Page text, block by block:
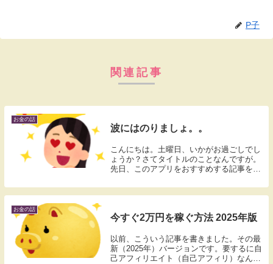
P子
関連記事
お金の話
波にはのりましょ。。
こんにちは。土曜日、いかがお過ごしでし
ょうか？さてタイトルのことなんですが。
先日、このアプリをおすすめする記事を書
を見ているだけでポイントが貯まるお得な
アプリ。まだイマイチ信用できないってい
お金の話
今すぐ2万円を稼ぐ方法 2025年版
以前、こういう記事を書きました。その最
新（2025年）バージョンです。要するに自
己アフィリエイト（自己アフィリ）なんだ